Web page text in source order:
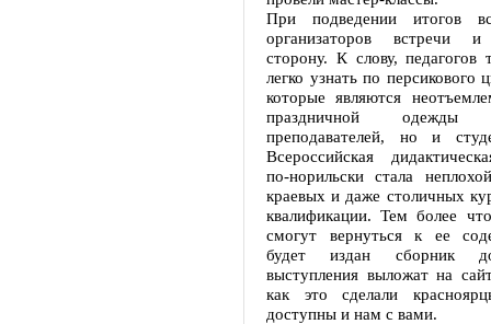
При подведении итогов
организаторов встречи
сторону. К слову, педагогов
легко узнать по персикового
которые являются
праздничной
преподавателей, но и
Всероссийская
по-норильски стала
краевых и даже столичных
квалификации. Тем более
смогут вернуться к ее
будет издан сборник
выступления выложат на
как это сделали
доступны и нам с вами.